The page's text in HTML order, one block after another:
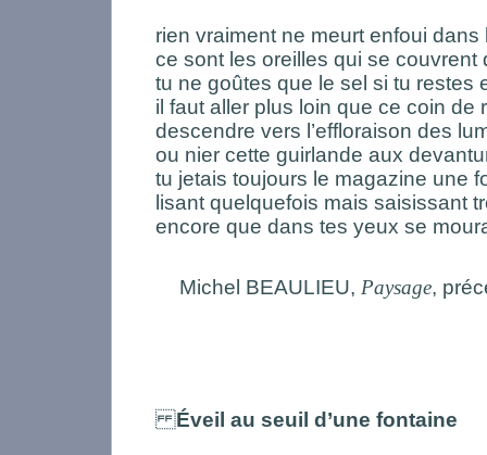
rien vraiment ne meurt enfoui dans
ce sont les oreilles qui se couvrent
tu ne goûtes que le sel si tu restes
il faut aller plus loin que ce coin de
descendre vers l’effloraison des
ou nier cette guirlande aux
tu jetais toujours le magazine une
lisant quelquefois mais saisissant
encore que dans tes yeux se
Michel BEAULIEU, Paysage,
Éveil au seuil d’une fontaine